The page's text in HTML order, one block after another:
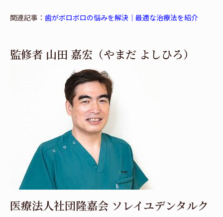
関連記事： 歯がボロボロの悩みを解決｜最適な治療法を紹介
監修者 山田 嘉宏（やまだ よしひろ）
医療法人社団隆嘉会 ソレイユデンタルク